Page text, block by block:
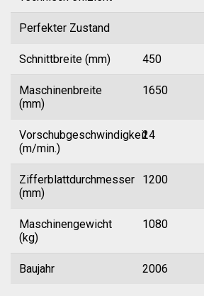
Perfekter Zustand
Schnittbreite (mm) 450
Maschinenbreite
(mm)
1650
Vorschubgeschwindigkeit
(m/min.)
24
Zifferblattdurchmesser
(mm)
1200
Maschinengewicht
(kg)
1080
Baujahr 2006